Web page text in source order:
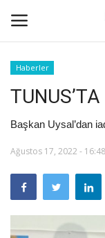
Anasayfa
Bize Ulaşın
Halil ÖNCÜ
Haberler
Başkan Uysal’dan
Ağustos 17, 2022 - 16:48